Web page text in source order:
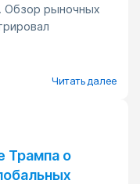
Обзор рыночных
Читать далее
Трампа о